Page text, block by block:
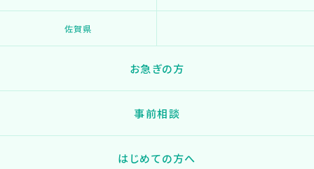
佐賀県
お急ぎの方
事前相談
はじめての方へ